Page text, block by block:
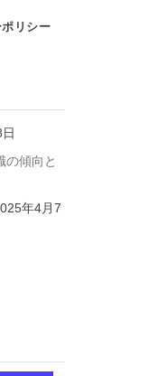
リシー
の傾向と
年4月7